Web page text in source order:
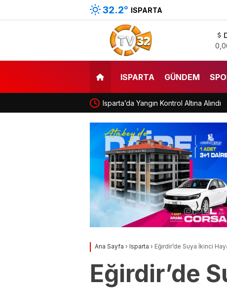
32.2° ISPARTA
ISPARTA GÜNDEM
Isparta’da Yangın Kontrol Altına Alındı
Ana Sayfa › Isparta › Eğirdir’de Suya İkinci
Eğirdir’de